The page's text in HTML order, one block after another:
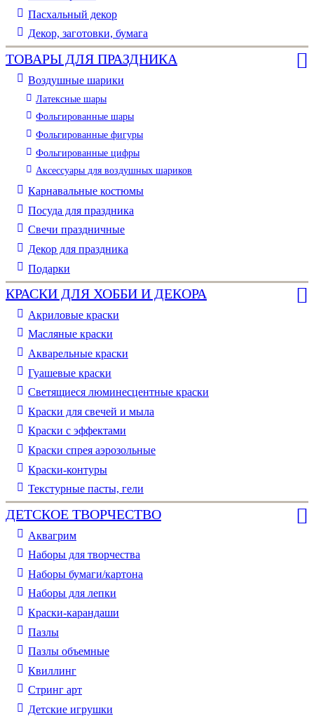
Пасхальный декор
Декор, заготовки, бумага
ТОВАРЫ ДЛЯ ПРАЗДНИКА
Воздушные шарики
Латексные шары
Фольгированные шары
Фольгированные фигуры
Фольгированные цифры
Аксессуары для воздушных шариков
Карнавальные костюмы
Посуда для праздника
Свечи праздничные
Декор для праздника
Подарки
КРАСКИ ДЛЯ ХОББИ И ДЕКОРА
Акриловые краски
Масляные краски
Акварельные краски
Гуашевые краски
Светящиеся люминесцентные краски
Краски для свечей и мыла
Краски с эффектами
Краски спрея аэрозольные
Краски-контуры
Текстурные пасты, гели
ДЕТСКОЕ ТВОРЧЕСТВО
Аквагрим
Наборы для творчества
Наборы бумаги/картона
Наборы для лепки
Краски-карандаши
Пазлы
Пазлы объемные
Квиллинг
Стринг арт
Детские игрушки